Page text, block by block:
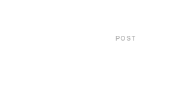
POST